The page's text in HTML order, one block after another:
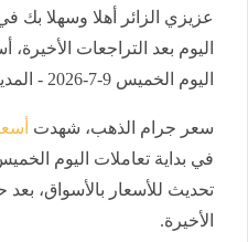
عزيزي الزائر أهلا وسهلا بك
اليوم بعد التراجعات الأخيرة،
اليوم الخميس 9-7-2026 - المدينة برس
سعر جرام الذهب، شهدت
تحديث للأسعار بالأسواق، بعد
الأخيرة.